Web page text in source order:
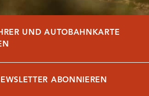
UND AUTOBAHNKARTE
ABONNIEREN